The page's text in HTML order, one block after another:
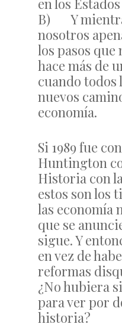
en los
B) Y
nosotros
los pasos
hace más de
cuando todos
nuevos
economía.
Si 1989 fue
Huntington
Historia con
estos son los
las economía
que se
sigue. Y
en vez de
reformas
¿No hubiera
para ver por
historia?